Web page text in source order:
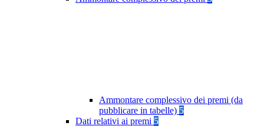
Ammontare complessivo dei premi (da
pubblicare in tabelle) 5
Dati relativi ai premi 5